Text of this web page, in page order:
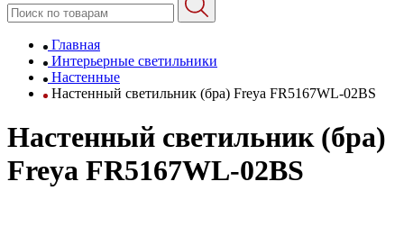
Главная
Интерьерные светильники
Настенные
Настенный светильник (бра) Freya FR5167WL-02BS
Настенный светильник (бра)
Freya FR5167WL-02BS